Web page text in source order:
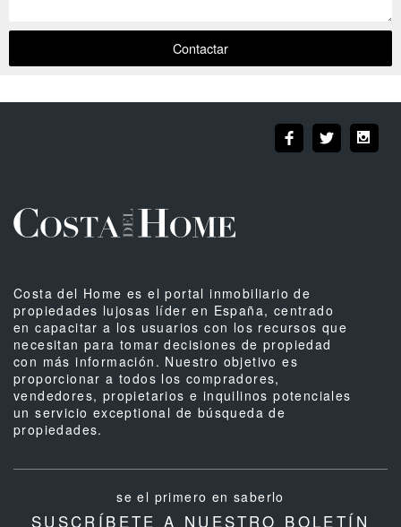
Contactar
Costa del Home es el portal inmobiliario de
propiedades lujosas líder en España, centrado
en capacitar a los usuarios con los recursos que
necesitan para tomar decisiones de propiedad
con más información. Nuestro objetivo es
proporcionar a todos los compradores,
vendedores, propietarios e inquilinos potenciales
un servicio exceptional de búsqueda de
propiedades.
se el primero en saberlo
SUSCRÍBETE A NUESTRO BOLETÍN